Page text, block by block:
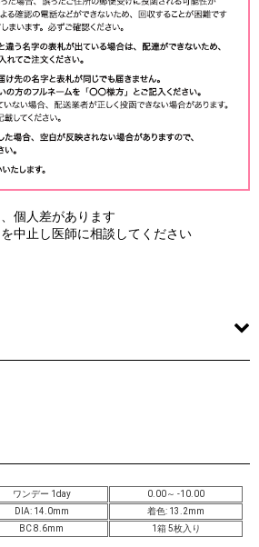
個人差があります
中止し医師に相談してください
ワンデー 1day
0.00～ -10.00
DIA: 14.0mm
着色: 13.2mm
BC 8.6mm
1箱 5枚入り